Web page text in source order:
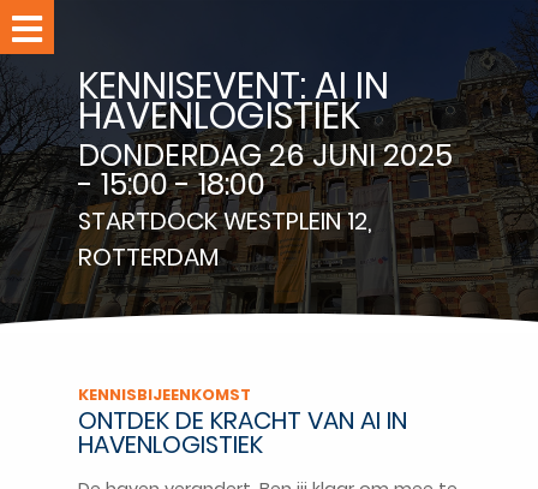
Home
Evenementen
Leden
Nieuws
RPPC-
studio
Over
Ledennet
Word
KENNISEVENT: AI IN
HAVENLOGISTIEK
DONDERDAG 26 JUNI 2025
- 15:00 - 18:00
STARTDOCKWESTPLEIN 12,
ROTTERDAM
KENNISBIJEENKOMST
ONTDEK DE KRACHT VAN AI IN
HAVENLOGISTIEK